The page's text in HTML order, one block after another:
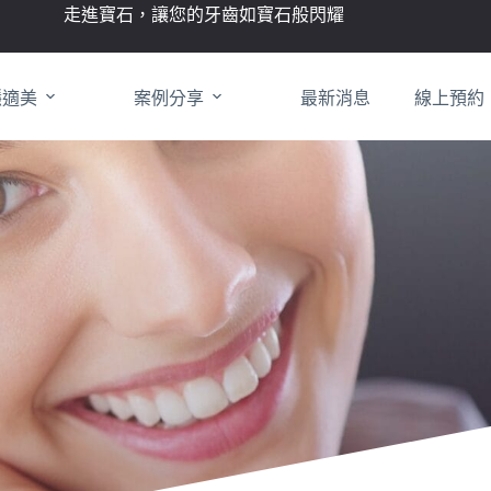
走進寶石，讓您的牙齒如寶石般閃耀
美 案例分享 最新消息 線上預約